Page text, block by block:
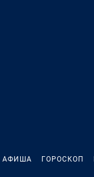
АФИША ГОРОСКОП